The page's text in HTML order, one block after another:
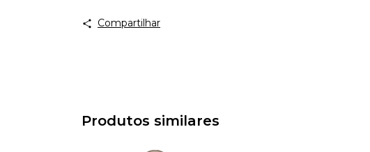
Compartilhar
Produtos similares